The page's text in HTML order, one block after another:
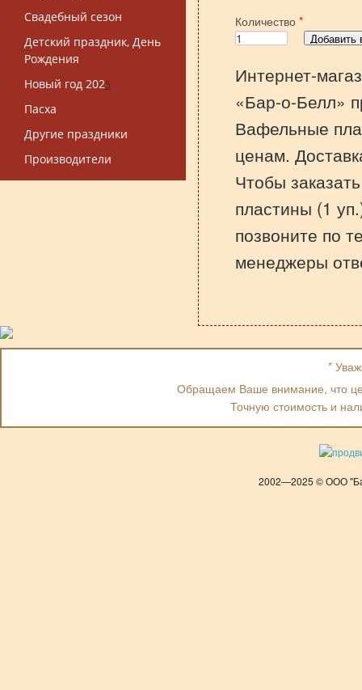
Свадебный сезон
Детский праздник, День
Рождения
Новый год 2025
Пасха
Другие праздники
Производители
Количество *
Интернет-
«Бар-о-Белл»
Вафельные
ценам.
Чтобы
пластины (1
позвоните по
менеджеры
*
Обращаем Ваше внимание, что
Точную стоимость и
2002—2025 © ООО